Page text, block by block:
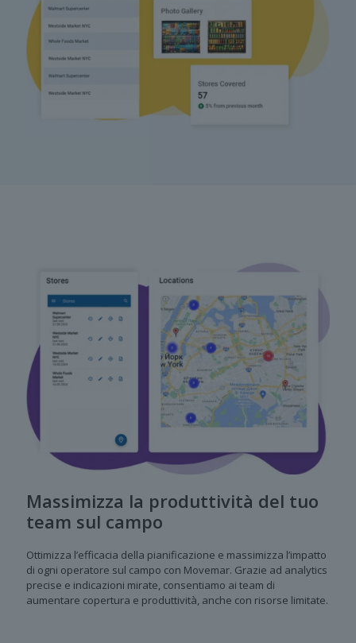
Massimizza la produttività del tuo
team sul campo
Ottimizza l’efficacia della pianificazione e massimizza l’impatto
di ogni operatore sul campo con Movemar. Grazie ad analytics
precise e indicazioni mirate, consentiamo ai team di
aumentare copertura e produttività, anche con risorse limitate.